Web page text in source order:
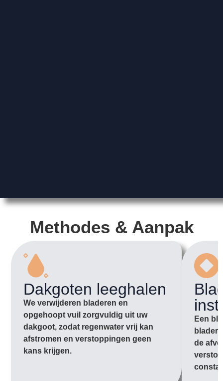
Methodes & Aanpak
Dakgoten leeghalen
We verwijderen bladeren en
opgehoopt vuil zorgvuldig uit uw
dakgoot, zodat regenwater vrij kan
afstromen en verstoppingen geen
kans krijgen.
Een
de